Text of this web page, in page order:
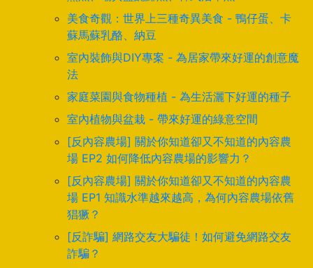
美食奇觀：世界上三種奇異美食 - 鴨仔蛋、卡
蘇馬蘇乳酪、納豆
室內裝飾與DIY專案 - 為居家帶來好運的創意魔
法
家庭菜園與食物種植 - 為生活灑下好運的種子
室內植物與盆栽 - 帶來好運的綠意空間
[反內容農場] 關於你知道卻又不知道的內容農
場 EP2 如何降低內容農場的影響力？
[反內容農場] 關於你知道卻又不知道的內容農
場 EP1 知識水準越來越高，為何內容農場依舊
猖獗？
[反詐騙] 網路交友大騙徒！如何避免網路交友
詐騙？